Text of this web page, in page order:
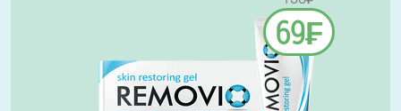
69₣